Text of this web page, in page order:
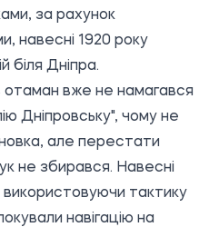
за рахунок
навесні 1920 року
біля Дніпра.
отаман вже не намагався
Дніпровську", чому не
але перестати
не збирався. Навесні
використовуючи тактику
навігацію на